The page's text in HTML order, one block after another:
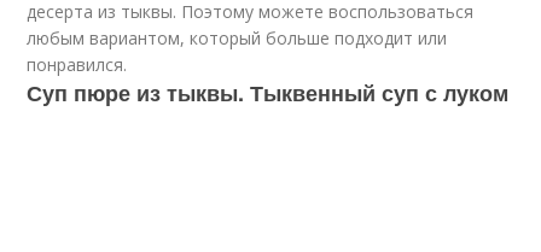
десерта из тыквы. Поэтому можете воспользоваться
любым вариантом, который больше подходит или
понравился.
Суп пюре из тыквы. Тыквенный суп с луком